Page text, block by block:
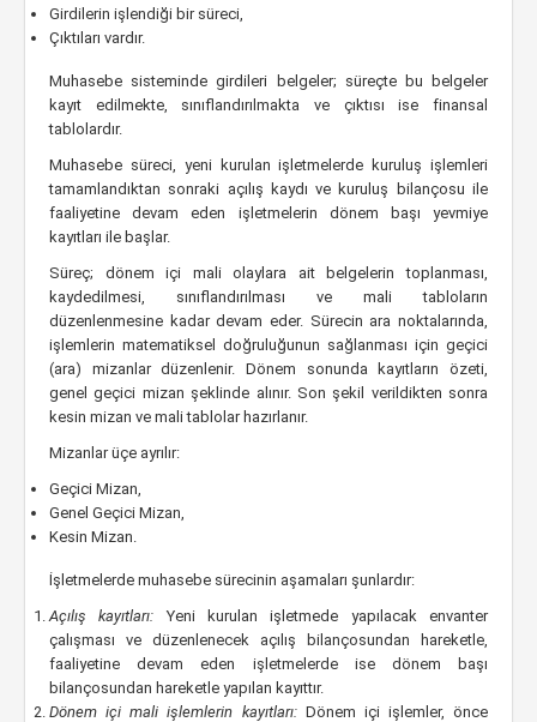
Girdilerin işlendiği bir süreci,
Çıktıları vardır.
Muhasebe sisteminde girdileri belgeler; süreçte bu belgeler
kayıt edilmekte, sınıflandırılmakta ve çıktısı ise finansal
tablolardır.
Muhasebe süreci, yeni kurulan işletmelerde kuruluş işlemleri
tamamlandıktan sonraki açılış kaydı ve kuruluş bilançosu ile
faaliyetine devam eden işletmelerin dönem başı yevmiye
kayıtları ile başlar.
Süreç; dönem içi mali olaylara ait belgelerin toplanması,
kaydedilmesi, sınıflandırılması ve mali tabloların
düzenlenmesine kadar devam eder. Sürecin ara noktalarında,
işlemlerin matematiksel doğruluğunun sağlanması için geçici
(ara) mizanlar düzenlenir. Dönem sonunda kayıtların özeti,
genel geçici mizan şeklinde alınır. Son şekil verildikten sonra
kesin mizan ve mali tablolar hazırlanır.
Mizanlar üçe ayrılır:
Geçici Mizan,
Genel Geçici Mizan,
Kesin Mizan.
İşletmelerde muhasebe sürecinin aşamaları şunlardır:
Açılış kayıtları:Yeni kurulan işletmede yapılacak envanter
çalışması ve düzenlenecek açılış bilançosundan hareketle,
faaliyetine devam eden işletmelerde ise dönem başı
bilançosundan hareketle yapılan kayıttır.
Dönem içi mali işlemlerin kayıtları: Dönem içi işlemler, önce